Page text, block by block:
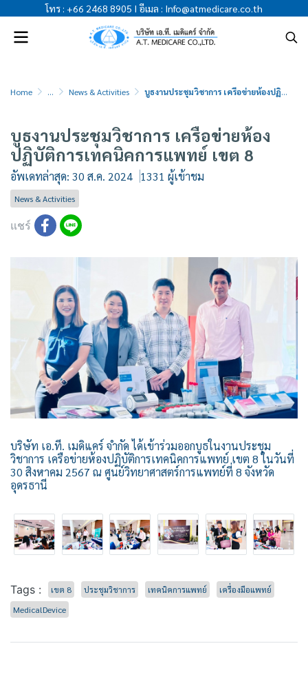
โทร : +66 2468 8905 I อีเมล : Info@atmedicare.co.th
Home ... News & Activities บูธงานประชุมวิชาการ เครือข่ายห้องปฏิบัติการเทคนิคการแพทย์ เขต 8
บูธงานประชุมวิชาการ เครือข่ายห้อง
ปฏิบัติการเทคนิคการแพทย์ เขต 8
อัพเดทล่าสุด: 30 ส.ค. 2024 1331 ผู้เข้าชม
News & Activities
แชร์
บริษัท เอ.ที. เมดิแคร์ จำกัด ได้เข้าร่วมออกบูธในงานประชุม
วิชาการ เครือข่ายห้องปฏิบัติการเทคนิคการแพทย์ เขต 8 ในวันที่
30 สิงหาคม 2567 ณ ศูนย์วิทยาศาสตร์การแพทย์ที่ 8 จังหวัด
อุดรธานี
Tags : เขต 8 ประชุมวิชาการ เทคนิคการแพทย์
เครื่องมือแพทย์
MedicalDevice